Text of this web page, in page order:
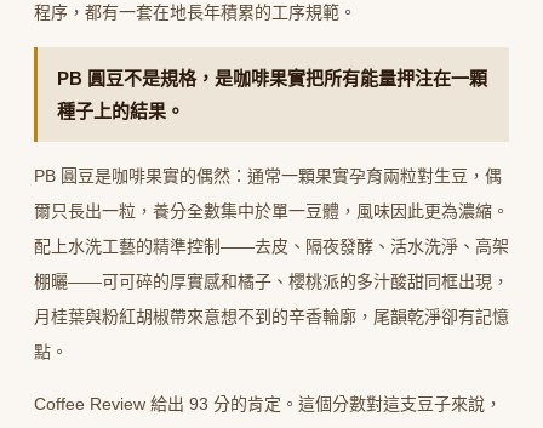
程序，都有一套在地長年積累的工序規範。
PB 圓豆不是規格，是咖啡果實把所有能量押注在一顆
種子上的結果。
PB 圓豆是咖啡果實的偶然：通常一顆果實孕育兩粒對生豆，偶
爾只長出一粒，養分全數集中於單一豆體，風味因此更為濃縮。
配上水洗工藝的精準控制——去皮、隔夜發酵、活水洗淨、高架
棚曬——可可碎的厚實感和橘子、櫻桃派的多汁酸甜同框出現，
月桂葉與粉紅胡椒帶來意想不到的辛香輪廓，尾韻乾淨卻有記憶
點。
Coffee Review 給出 93 分的肯定。這個分數對這支豆子來說，